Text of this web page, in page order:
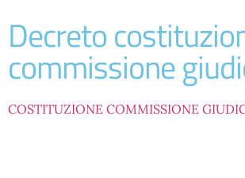
decreto costituzione
commissione
COSTITUZIONE COMMISSIONE